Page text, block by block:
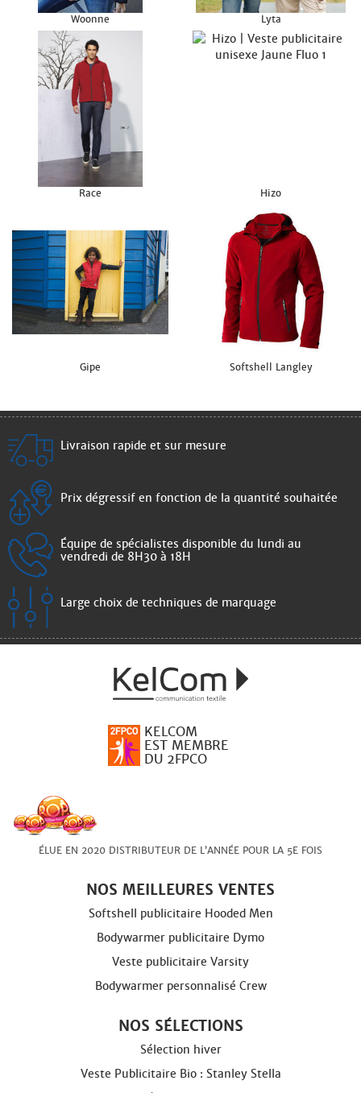
Woonne Lyta
Race Hizo
Gipe Softshell Langley
Livraison rapide et sur mesure
Prix dégressif en fonction de la quantité souhaitée
Équipe de spécialistes disponible du lundi au
vendredi de 8H30 à 18H
Large choix de techniques de marquage
KELCOM
EST MEMBRE
DU 2FPCO
ÉLUE EN 2020 DISTRIBUTEUR DE L’ANNÉE POUR LA 5E FOIS
NOS MEILLEURES VENTES
Softshell publicitaire Hooded Men
Bodywarmer publicitaire Dymo
Veste publicitaire Varsity
Bodywarmer personnalisé Crew
NOS SÉLECTIONS
Sélection hiver
Veste Publicitaire Bio : Stanley Stella